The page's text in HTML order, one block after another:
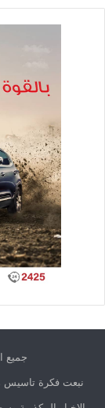
جميع
نبعت فكرة تاسيس